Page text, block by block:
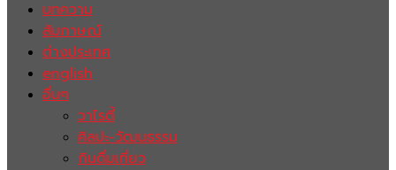
บทความ
สัมภาษณ์
ต่างประเทศ
english
อื่นๆ
วาไรตี้
ศิลปะ-วัฒนธรรม
กินดื่มเที่ยว